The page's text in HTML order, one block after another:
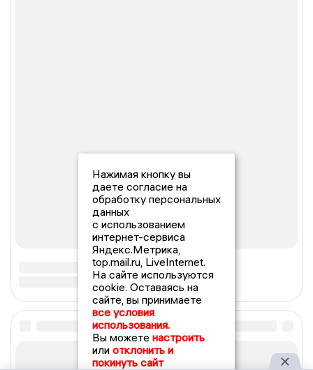
Нажимая кнопку вы
даете согласие на
обработку персональных
данных
с использованием
интернет-сервиса
Яндекс.Метрика,
top.mail.ru, LiveInternet.
На сайте используются
cookie. Оставаясь на
сайте, вы принимаете
все условия
использования.
Вы можете настроить
или отклонить и
покинуть сайт